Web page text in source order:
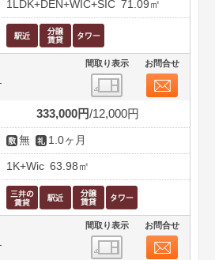
1LDK+DEN+WIC+SIC 71.09㎡
間取り表示 お問合せ
333,000円 12,000円
無 1.0ヶ月
1K+Wic 63.98㎡
間取り表示 お問合せ